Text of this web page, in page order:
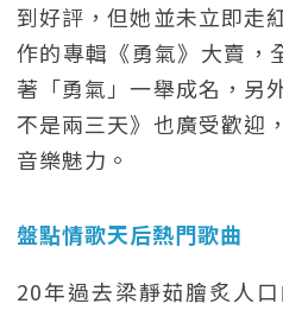
到好評，但她並未立即走
作的專輯《勇氣》大賣，
著「勇氣」一舉成名，另
不是兩三天》也廣受歡迎
音樂魅力。
盤點情歌天后熱門歌曲
20年過去梁靜茹膾炙人